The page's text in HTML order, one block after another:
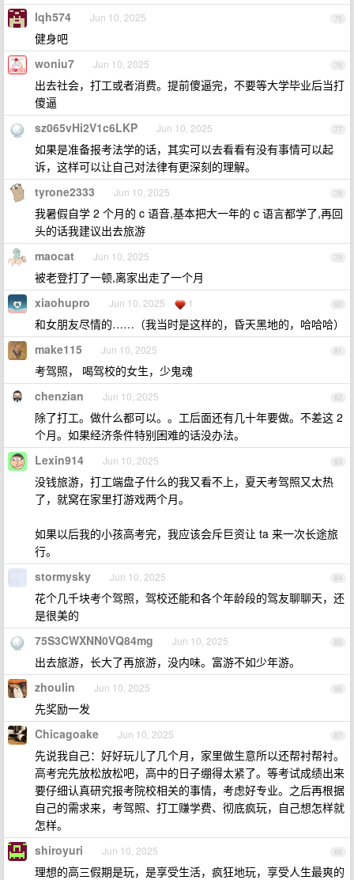
75
lqh574 Jun 10, 2025
健身吧
76
woniu7 Jun 10, 2025
出去社会，打工或者消费。提前傻逼完，不要等大学毕业后当打
傻逼
77
sz065vHi2V1c6LKP Jun 10, 2025
如果是准备报考法学的话，其实可以去看看有没有事情可以起
诉，这样可以让自己对法律有更深刻的理解。
78
tyrone2333 Jun 10, 2025
我暑假自学 2 个月的 c 语音,基本把大一年的 c 语言都学了,再回
头的话我建议出去旅游
79
maocat Jun 10, 2025
被老登打了一顿,离家出走了一个月
80
xiaohupro Jun 10, 2025 1
和女朋友尽情的……（我当时是这样的，昏天黑地的，哈哈哈）
81
make115 Jun 10, 2025
考驾照， 喝驾校的女生，少鬼魂
82
chenzian Jun 10, 2025
除了打工。做什么都可以。。工后面还有几十年要做。不差这 2
个月。如果经济条件特别困难的话没办法。
83
Lexin914 Jun 10, 2025
没钱旅游，打工端盘子什么的我又看不上，夏天考驾照又太热
了，就窝在家里打游戏两个月。
如果以后我的小孩高考完，我应该会斥巨资让 ta 来一次长途旅
行。
84
stormysky Jun 10, 2025
花个几千块考个驾照，驾校还能和各个年龄段的驾友聊聊天，还
是很美的
85
75S3CWXNN0VQ84mg Jun 10, 2025
出去旅游，长大了再旅游，没内味。富游不如少年游。
86
zhoulin Jun 10, 2025
先奖励一发
87
Chicagoake Jun 10, 2025
先说我自己：好好玩儿了几个月，家里做生意所以还帮衬帮衬。
高考完先放松放松吧，高中的日子绷得太紧了。等考试成绩出来
要仔细认真研究报考院校相关的事情，考虑好专业。之后再根据
自己的需求来，考驾照、打工赚学费、彻底疯玩，自己想怎样就
怎样。
88
shiroyuri Jun 10, 2025
理想的高三假期是玩，是享受生活，疯狂地玩，享受人生最爽的